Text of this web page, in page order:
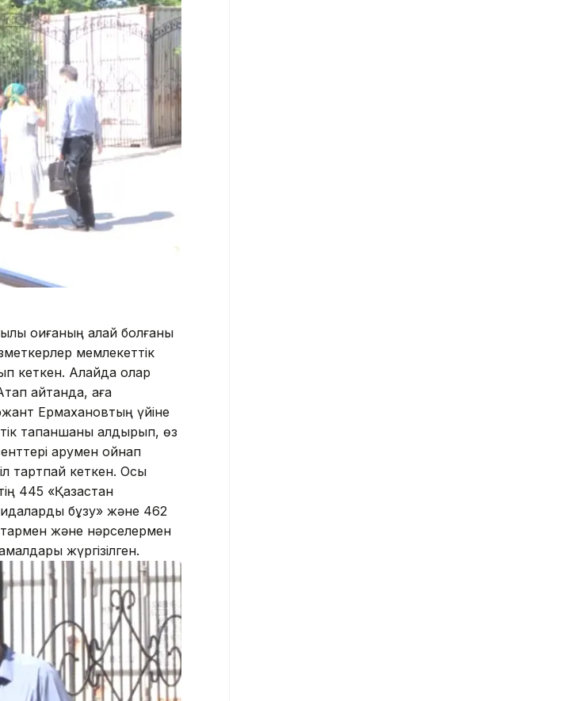
оқиғаның қалай болғаны
мемлекеттік
кеткен. Алайда олар
айтқанда, аға
Ермахановтың үйіне
тапаншаны қалдырып, өз
қарумен ойнап
тартпай кеткен. Осы
445 «Қазақстан
бұзу» және 462
және нәрселермен
жүргізілген.